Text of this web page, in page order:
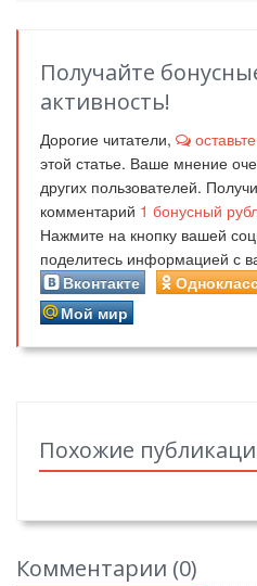
Получайте
активность!
Дорогие читатели,
этой статье. Ваше мнение
других пользователей.
комментарий 1 бонусный
Нажмите на кнопку вашей
поделитесь информацией с
Вконтакте
Мой мир
Похожие
Комментарии (0)